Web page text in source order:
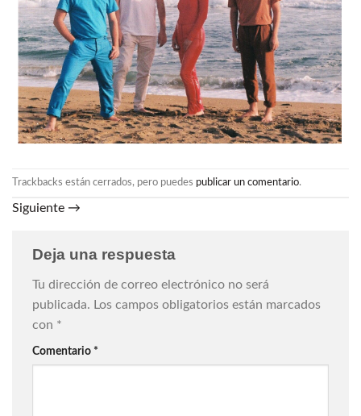
Trackbacks están cerrados, pero puedes publicar un comentario.
Siguiente →
Deja una respuesta
Tu dirección de correo electrónico no será
publicada. Los campos obligatorios están marcados
con *
Comentario *